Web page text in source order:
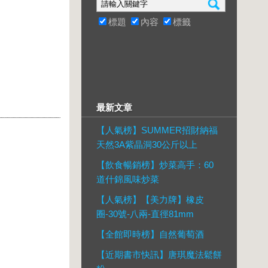
標題 內容 標籤
最新文章
【人氣榜】SUMMER招財納福
天然3A紫晶洞30公斤以上
【飲食暢銷榜】炒菜高手：60
道什錦風味炒菜
【人氣榜】【美力牌】橡皮
圈-30號-八兩-直徑81mm
【全館即時榜】自然葡萄酒
【近期書市快訊】唐琪魔法鬆餅